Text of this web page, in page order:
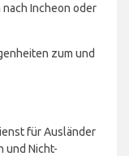
nach Incheon oder
zum und
für Ausländer
und Nicht-